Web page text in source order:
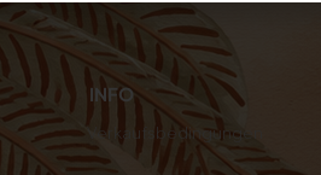
INFO
Verkaufsbedingungen